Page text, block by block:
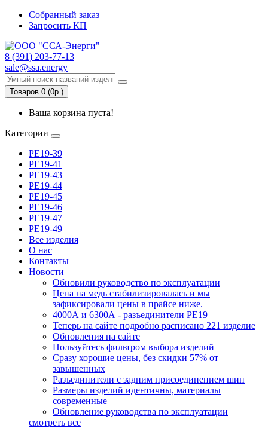
Собранный заказ
Запросить КП
8 (391) 203-77-13
sale@ssa.energy
Товаров 0 (0р.)
Ваша корзина пуста!
Категории
РЕ19-39
РЕ19-41
РЕ19-43
РЕ19-44
РЕ19-45
РЕ19-46
РЕ19-47
РЕ19-49
Все изделия
О нас
Контакты
Новости
Обновили руководство по эксплуатации
Цена на медь стабилизировалась и мы
зафиксировали цены в прайсе ниже.
4000А и 6300А - разъединители РЕ19
Теперь на сайте подробно расписано 221 изделие
Обновления на сайте
Пользуйтесь фильтром выбора изделий
Сразу хорошие цены, без скидки 57% от
завышенных
Разъединители с задним присоединением шин
Размеры изделий идентичны, материалы
современные
Обновление руководства по эксплуатации
смотреть все